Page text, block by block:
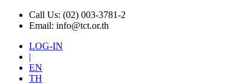
Call Us: (02) 003-3781-2
Email: info@tct.or.th
LOG-IN
|
EN
TH